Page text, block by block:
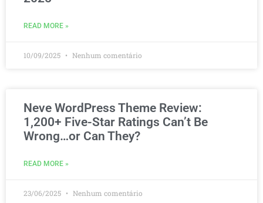
READ MORE »
10/09/2025 Nenhum comentário
Neve WordPress Theme Review:
1,200+ Five-Star Ratings Can’t Be
Wrong…or Can They?
READ MORE »
23/06/2025 Nenhum comentário